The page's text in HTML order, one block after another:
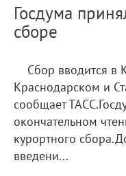
Госдума
сборе
Сбор вводится в
Краснодарском и
сообщает
окончательном
курортного
введени...